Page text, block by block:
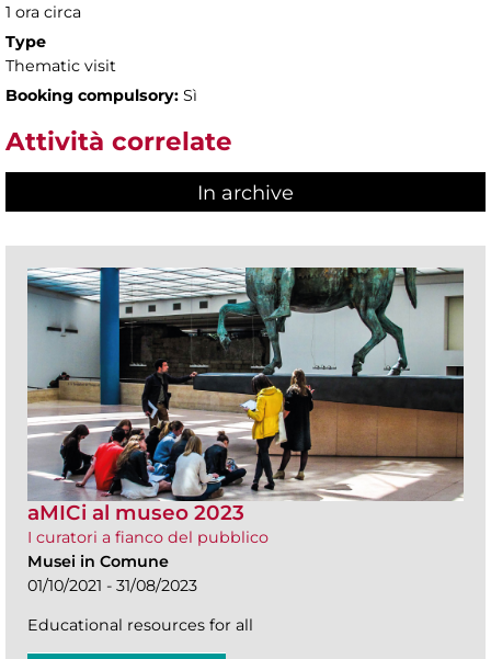
1 ora circa
Type
Thematic visit
Booking compulsory: Sì
Attività correlate
In archive
aMICi al museo 2023
I curatori a fianco del pubblico
Musei in Comune
01/10/2021 - 31/08/2023
Educational resources for all